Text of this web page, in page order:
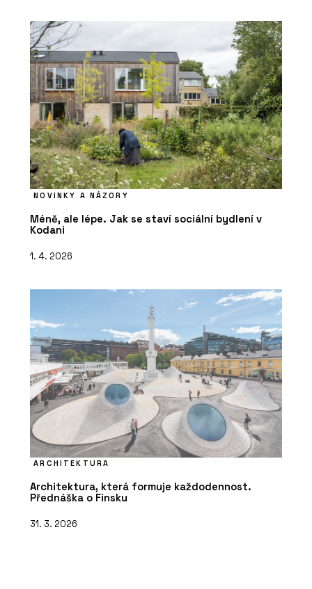
NOVINKY A NÁZORY
Méně, ale lépe. Jak se staví sociální bydlení v
Kodani
1. 4. 2026
ARCHITEKTURA
Architektura, která formuje každodennost.
Přednáška o Finsku
31. 3. 2026